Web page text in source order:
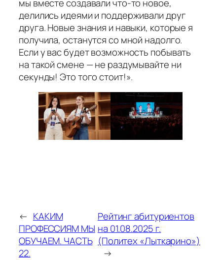
мы вместе создавали что-то новое,
делились идеями и поддерживали друг
друга. Новые знания и навыки, которые я
получила, останутся со мной надолго.
Если у вас будет возможность побывать
на такой смене — не раздумывайте ни
секунды! Это того стоит!».
← КАКИМ
ПРОФЕССИЯМ МЫ
ОБУЧАЕМ. ЧАСТЬ
22.
Рейтинг абитуриентов
на 01.08.2025 г.
(Политех «Лыткарино»)
→